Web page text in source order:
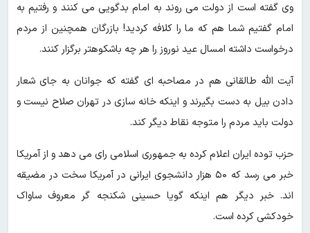
وی گفته است از دولت می روند به امام بدگویی می کنند و رفتیم به
امام گفتیم شما هم که ما را کلافه کردید! بازرگان همچنین از مردم
درخواست داشته امسال عید نوروز را هر چه باشکوهتر برگزار کنند.
آیت الله طالقانی هم در مصاحبه ای گفته که جوانان به جای شعار
دادن بیل به دست بگیرند و اینکه خانه سازی در تهران صلاح نیست و
دولت باید مردم را متوجه نقاط دیگر کند.
حزب توده ایران اعلام‌ کرده به جمهوری اسلامی رای می دهد و از آمریکا
خبر می رسد که ۵۰ هزار دانشجوی ایرانی در آمریکا سخت در مضیقه
اند. خبر دیگر هم اینکه گویا حسینی شکنجه گر معروف ساواک
خودکشی کرده است.